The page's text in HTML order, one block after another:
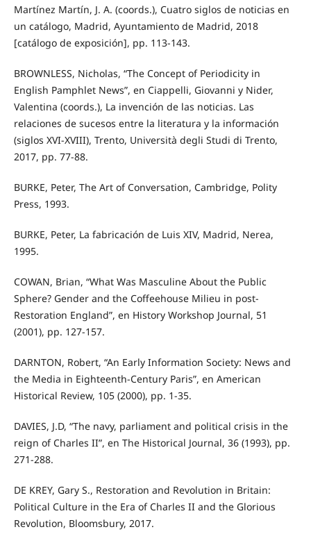
Martínez Martín, J. A. (coords.), Cuatro siglos de noticias en
un catálogo, Madrid, Ayuntamiento de Madrid, 2018
[catálogo de exposición], pp. 113-143.
BROWNLESS, Nicholas, “The Concept of Periodicity in
English Pamphlet News”, en Ciappelli, Giovanni y Nider,
Valentina (coords.), La invención de las noticias. Las
relaciones de sucesos entre la literatura y la información
(siglos XVI-XVIII), Trento, Università degli Studi di Trento,
2017, pp. 77-88.
BURKE, Peter, The Art of Conversation, Cambridge, Polity
Press, 1993.
BURKE, Peter, La fabricación de Luis XIV, Madrid, Nerea,
1995.
COWAN, Brian, “What Was Masculine About the Public
Sphere? Gender and the Coffeehouse Milieu in post-
Restoration England”, en History Workshop Journal, 51
(2001), pp. 127-157.
DARNTON, Robert, “An Early Information Society: News and
the Media in Eighteenth-Century Paris”, en American
Historical Review, 105 (2000), pp. 1-35.
DAVIES, J.D, “The navy, parliament and political crisis in the
reign of Charles II”, en The Historical Journal, 36 (1993), pp.
271-288.
DE KREY, Gary S., Restoration and Revolution in Britain:
Political Culture in the Era of Charles II and the Glorious
Revolution, Bloomsbury, 2017.